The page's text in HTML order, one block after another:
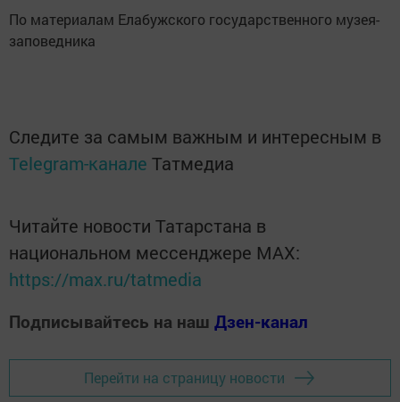
По материалам Елабужского государственного музея-
заповедника
Следите за самым важным и интересным в
Telegram-канале Татмедиа
Читайте новости Татарстана в
национальном мессенджере MАХ:
https://max.ru/tatmedia
Подписывайтесь на наш Дзен-канал
Перейти на страницу новости